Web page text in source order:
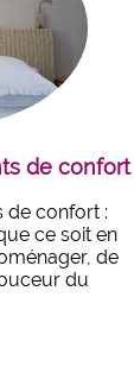
de confort
de confort :
ce soit en
de
du